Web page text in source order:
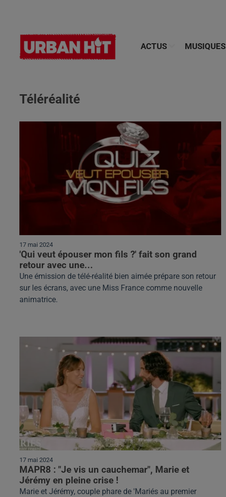
ACTUS MUSIQUES
Téléréalité
17 mai 2024
'Qui veut épouser mon fils ?' fait son grand
retour avec une...
Une émission de télé-réalité bien aimée prépare son retour
sur les écrans, avec une Miss France comme nouvelle
animatrice.
17 mai 2024
MAPR8 : "Je vis un cauchemar", Marie et
Jérémy en pleine crise !
Marie et Jérémy, couple phare de 'Mariés au premier